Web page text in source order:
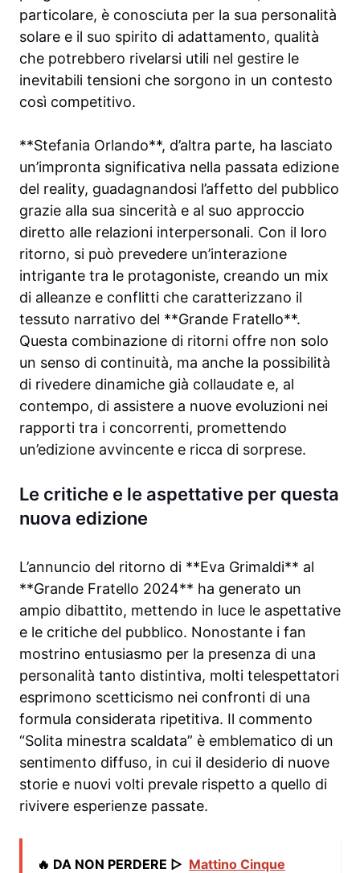
particolare, è conosciuta per la sua personalità
solare e il suo spirito di adattamento, qualità
che potrebbero rivelarsi utili nel gestire le
inevitabili tensioni che sorgono in un contesto
così competitivo.
**Stefania Orlando**, d’altra parte, ha lasciato
un’impronta significativa nella passata edizione
del reality, guadagnandosi l’affetto del pubblico
grazie alla sua sincerità e al suo approccio
diretto alle relazioni interpersonali. Con il loro
ritorno, si può prevedere un’interazione
intrigante tra le protagoniste, creando un mix
di alleanze e conflitti che caratterizzano il
tessuto narrativo del **Grande Fratello**.
Questa combinazione di ritorni offre non solo
un senso di continuità, ma anche la possibilità
di rivedere dinamiche già collaudate e, al
contempo, di assistere a nuove evoluzioni nei
rapporti tra i concorrenti, promettendo
un’edizione avvincente e ricca di sorprese.
Le critiche e le aspettative per questa
nuova edizione
L’annuncio del ritorno di **Eva Grimaldi** al
**Grande Fratello 2024** ha generato un
ampio dibattito, mettendo in luce le aspettative
e le critiche del pubblico. Nonostante i fan
mostrino entusiasmo per la presenza di una
personalità tanto distintiva, molti telespettatori
esprimono scetticismo nei confronti di una
formula considerata ripetitiva. Il commento
“Solita minestra scaldata” è emblematico di un
sentimento diffuso, in cui il desiderio di nuove
storie e nuovi volti prevale rispetto a quello di
rivivere esperienze passate.
🔥 DA NON PERDERE ▷ Mattino Cinque